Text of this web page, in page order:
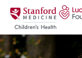
コンテンツにスキッ